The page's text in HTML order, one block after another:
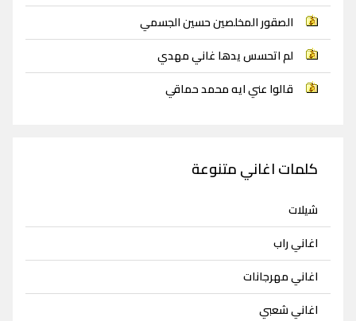
الصقور المخلصين حسين الجسمي
لم اتحسس يدها غاني مهدي
قالوا عني ايه محمد حماقي
كلمات اغاني متنوعة
شيلات
اغاني راب
اغاني مهرجانات
اغاني شعبي